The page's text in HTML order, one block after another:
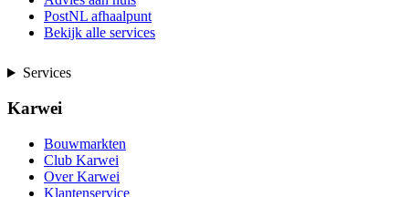
PostNL afhaalpunt
Bekijk alle services
Services
Karwei
Bouwmarkten
Club Karwei
Over Karwei
Klantenservice